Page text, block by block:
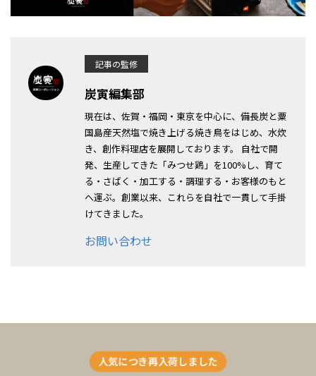
記事の監修
炭寅編集部
現在は、佐賀・福岡・東京を中心に、備長炭と粟
国島産天然塩で焼き上げる焼き鳥をはじめ、水炊
き、創作料理店を展開しております。 自社で開
発、生産してきた「みつせ鶏」を100%し、育て
る・さばく・加工する・調理する・お客様のもと
へ運ぶ。創業以来、これらを自社で一貫して手掛
けてきました。
お問い合わせ
人気につき再入荷しました